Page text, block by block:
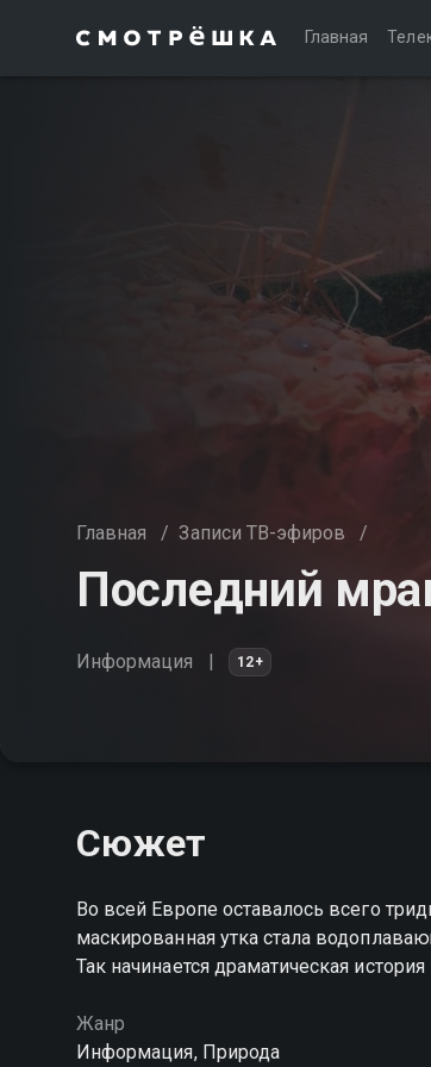
Главная
Главная / Записи ТВ-эфиров /
Последний
Информация 12+
Сюжет
Во всей Европе оставалось всего
маскированная утка стала
Так начинается драматическая
Жанр
Информация, Природа